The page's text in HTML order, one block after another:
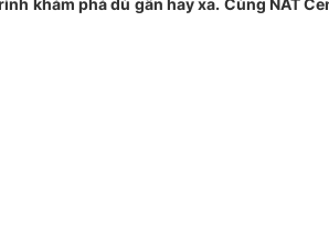
khám phá dù gần hay xa. Cùng NAT